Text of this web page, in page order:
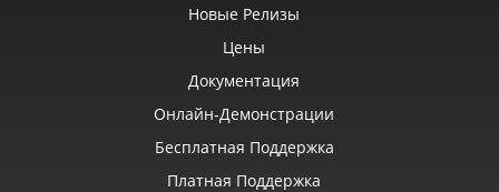
Новые Релизы
Цены
Документация
Онлайн‑демонстрации
Бесплатная Поддержка
Платная Поддержка